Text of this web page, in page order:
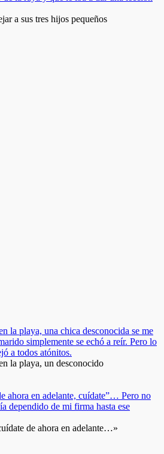
a sus tres hijos pequeños
la playa, una chica desconocida se me
simplemente se echó a reír. Pero lo
a todos atónitos.
la playa, un desconocido
ahora en adelante, cuídate”… Pero no
dependido de mi firma hasta ese
de ahora en adelante…»